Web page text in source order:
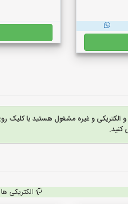
الکتریکی و غیره مشغول هستید با کلیک
کنید.
الکتریکی